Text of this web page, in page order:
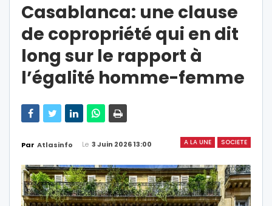
Casablanca: une clause
de copropriété qui en dit
long sur le rapport à
l’égalité homme-femme
A LA UNE SOCIETE
Par Atlasinfo Le 3 Juin 2026 13:00